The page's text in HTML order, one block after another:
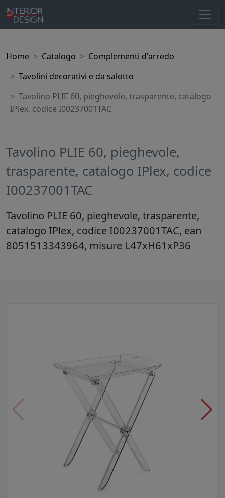
Home Catalogo
Complementi d'arredo
Tavolini decorativi e da salotto
Tavolino PLIE 60, pieghevole, trasparente, catalogo
IPlex, codice I00237001TAC
Tavolino PLIE 60, pieghevole,
trasparente, catalogo IPlex, codice
I00237001TAC
Tavolino PLIE 60, pieghevole, trasparente,
catalogo IPlex, codice I00237001TAC, ean
8051513343964, misure L47xH61xP36